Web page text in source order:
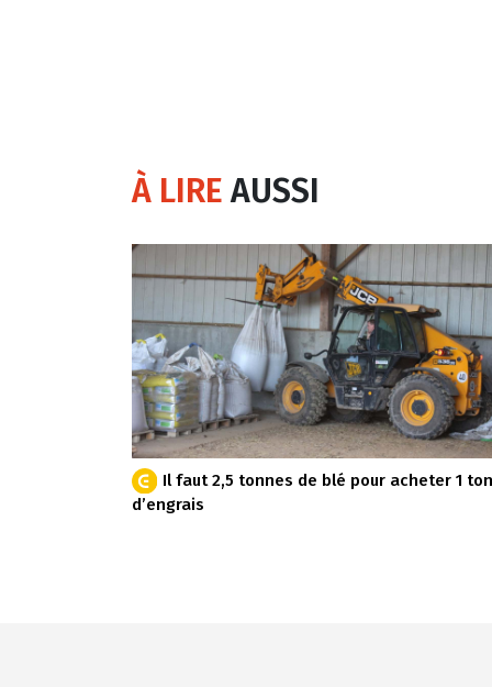
À LIREAUSSI
Il faut 2,5 tonnes de blé pour acheter 1
d’engrais